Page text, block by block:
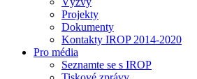
Projekty
Dokumenty
Kontakty IROP 2014-2020
Pro média
Seznamte se s IROP